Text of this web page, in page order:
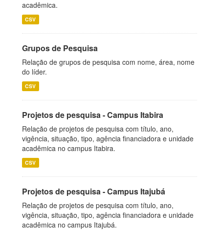
acadêmica.
CSV
Grupos de Pesquisa
Relação de grupos de pesquisa com nome, área, nome
do líder.
CSV
Projetos de pesquisa - Campus Itabira
Relação de projetos de pesquisa com título, ano,
vigência, situação, tipo, agência financiadora e unidade
acadêmica no campus Itabira.
CSV
Projetos de pesquisa - Campus Itajubá
Relação de projetos de pesquisa com título, ano,
vigência, situação, tipo, agência financiadora e unidade
acadêmica no campus Itajubá.